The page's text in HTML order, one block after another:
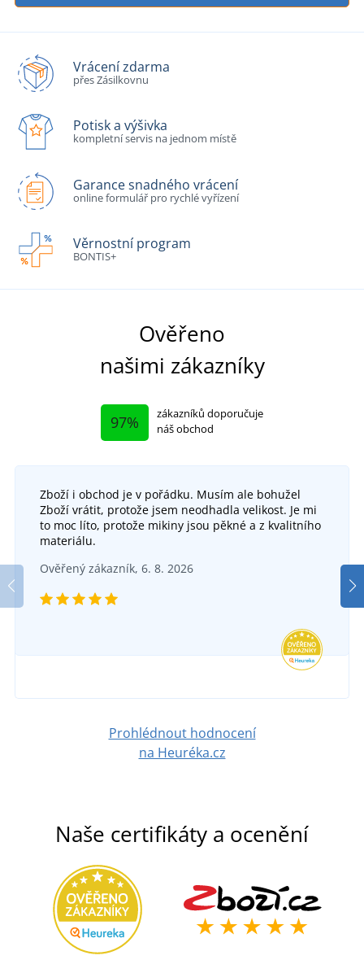
Vrácení zdarma
přes Zásilkovnu
Potisk a výšivka
kompletní servis na jednom místě
Garance snadného vrácení
online formulář pro rychlé vyřízení
Věrnostní program
BONTIS+
Ověřeno
našimi zákazníky
97%
zákazníků doporučuje
náš obchod
Zboží i obchod je v pořádku. Musím ale bohužel
Zboží vrátit, protože jsem neodhadla velikost. Je mi
to moc líto, protože mikiny jsou pěkné a z kvalitního
materiálu.
Ověřený zákazník, 6. 8. 2026
Prohlédnout hodnocení
na Heuréka.cz
Naše certifikáty a ocenění